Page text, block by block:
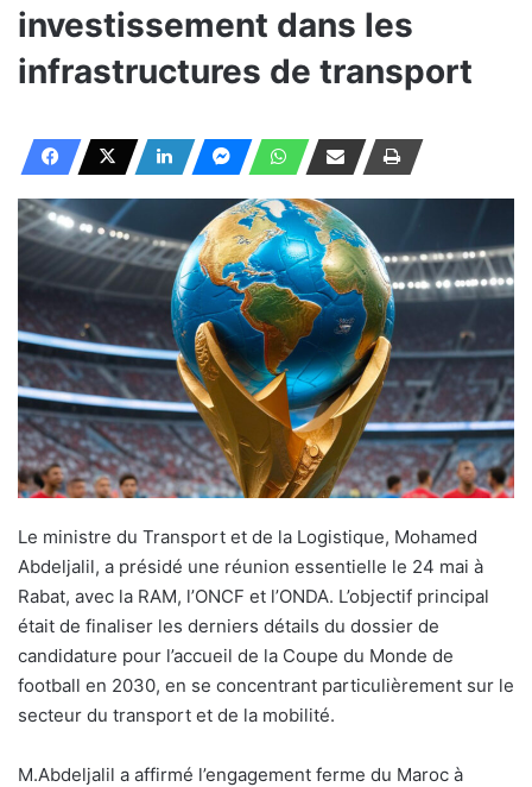
investissement dans les
infrastructures de transport
Le ministre du Transport et de la Logistique, Mohamed
Abdeljalil, a présidé une réunion essentielle le 24 mai à
Rabat, avec la RAM, l’ONCF et l’ONDA. L’objectif principal
était de finaliser les derniers détails du dossier de
candidature pour l’accueil de la Coupe du Monde de
football en 2030, en se concentrant particulièrement sur le
secteur du transport et de la mobilité.
M.Abdeljalil a affirmé l’engagement ferme du Maroc à